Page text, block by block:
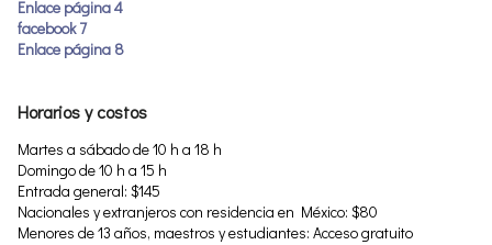
Enlace página 4
facebook 7
Enlace página 8
Horarios y costos
Martes a sábado de 10 h a 18 h
Domingo de 10 h a 15 h
Entrada general: $145
Nacionales y extranjeros con residencia en México: $80
Menores de 13 años, maestros y estudiantes: Acceso gratuito